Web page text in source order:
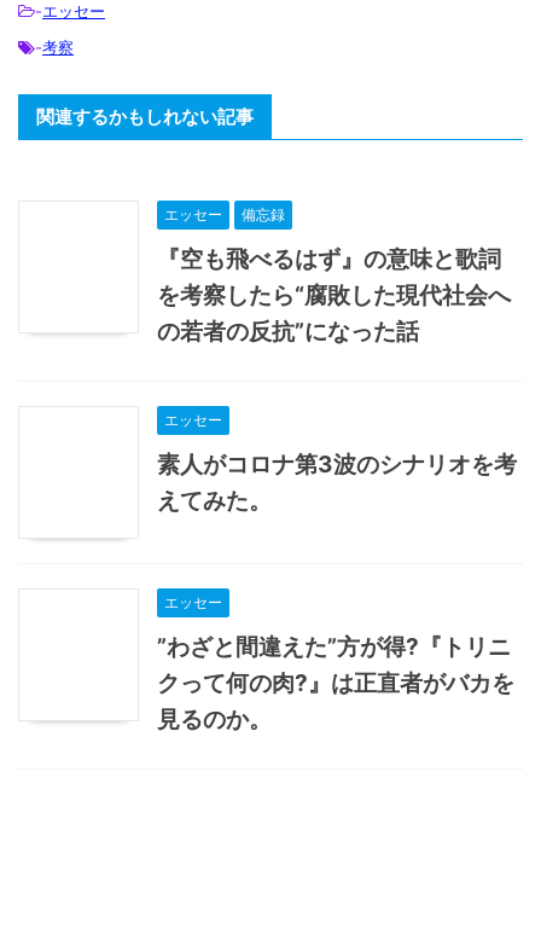
-エッセー
-考察
関連するかもしれない記事
エッセー 備忘録
『空も飛べるはず』の意味と歌詞
を考察したら“腐敗した現代社会へ
の若者の反抗”になった話
エッセー
素人がコロナ第3波のシナリオを考
えてみた。
エッセー
”わざと間違えた”方が得?『トリニ
クって何の肉?』は正直者がバカを
見るのか。